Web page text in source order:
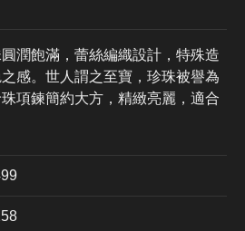
潤飽滿，蕾絲編織設計，特殊造
感。世人謂之至寶，珍珠被譽為
珠項鍊簡約大方，精緻亮麗，適合